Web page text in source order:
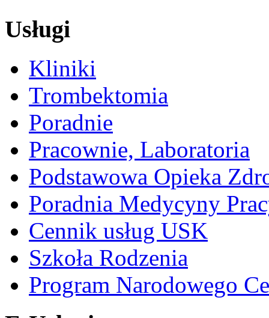
Usługi
Kliniki
Trombektomia
Poradnie
Pracownie, Laboratoria
Podstawowa Opieka
Poradnia Medycyny
Cennik usług USK
Szkoła Rodzenia
Program Narodowego